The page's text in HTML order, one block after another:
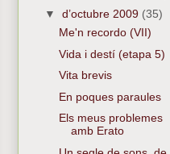
▼ d’octubre 2009 (35)
Me'n recordo (VII)
Vida i destí (etapa 5)
Vita brevis
En poques paraules
Els meus problemes
amb Erato